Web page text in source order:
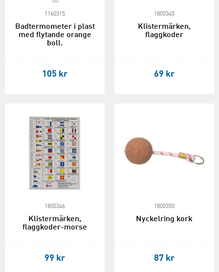
1160315
Badtermometer i plast
med flytande orange
boll.
105 kr
1800345
Klistermärken,
flaggkoder
69 kr
1800346
Klistermärken,
flaggkoder-morse
99 kr
1800350
Nyckelring kork
87 kr